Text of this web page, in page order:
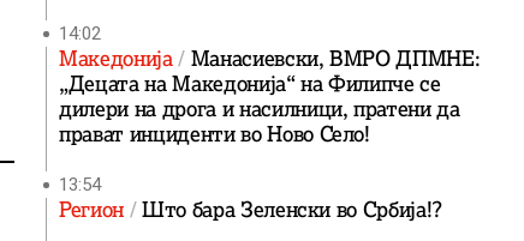
14:02
Македонија Манасиевски, ВМРО ДПМНЕ:
„Децата на Македонија“ на Филипче се
дилери на дрога и насилници, пратени да
прават инциденти во Ново Село!
13:54
Регион Што бара Зеленски во Србија!?